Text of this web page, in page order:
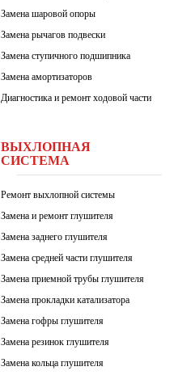
Замена шаровой опоры
Замена рычагов подвески
Замена ступичного подшипника
Замена амортизаторов
Диагностика и ремонт ходовой части
ВЫХЛОПНАЯ
СИСТЕМА
Ремонт выхлопной системы
Замена и ремонт глушителя
Замена заднего глушителя
Замена средней части глушителя
Замена приемной трубы глушителя
Замена прокладки катализатора
Замена гофры глушителя
Замена резинок глушителя
Замена кольца глушителя